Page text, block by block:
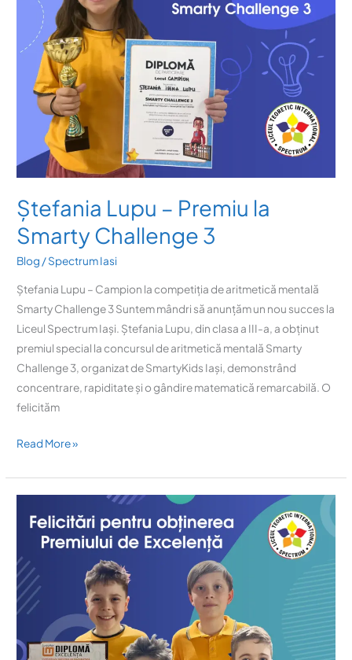
Ștefania Lupu – Premiu la
Smarty Challenge 3
Blog/Spectrum Iasi
Ștefania Lupu – Campion la competiția de aritmetică mentală
Smarty Challenge 3 Suntem mândri să anunțăm un nou succes la
Liceul Spectrum Iași. Ștefania Lupu, din clasa a III-a, a obținut
premiul special la concursul de aritmetică mentală Smarty
Challenge 3, organizat de SmartyKids Iași, demonstrând
concentrare, rapiditate și o gândire matematică remarcabilă. O
felicităm
Read More »
remarcabilă
nivel
național:
Premii
Excelență